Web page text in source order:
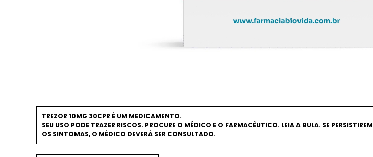
TREZOR 10MG 30CPR É UM MEDICAMENTO.
SEU USO PODE TRAZER RISCOS. PROCURE O MÉDICO E O FARMACÊUTICO. LEIA A BULA. SE PERSISTIREM
OS SINTOMAS, O MÉDICO DEVERÁ SER CONSULTADO.